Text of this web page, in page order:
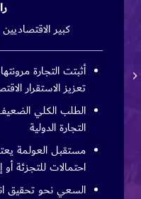
كبير
أثبتت التجارة
تعزيز الاستقرار
الطلب الكلي
التجارة الدولية
مستقبل العولمة
احتمالات للتجزئة أو
السعي نحو تحقيق